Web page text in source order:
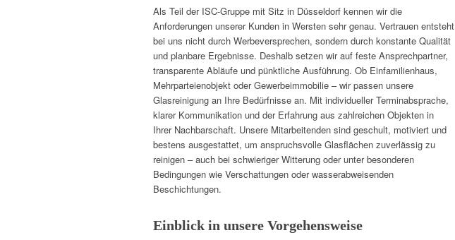
Als Teil der ISC-Gruppe mit Sitz in Düsseldorf kennen wir die
Anforderungen unserer Kunden in Wersten sehr genau. Vertrauen entsteht
bei uns nicht durch Werbeversprechen, sondern durch konstante Qualität
und planbare Ergebnisse. Deshalb setzen wir auf feste Ansprechpartner,
transparente Abläufe und pünktliche Ausführung. Ob Einfamilienhaus,
Mehrparteienobjekt oder Gewerbeimmobilie – wir passen unsere
Glasreinigung an Ihre Bedürfnisse an. Mit individueller Terminabsprache,
klarer Kommunikation und der Erfahrung aus zahlreichen Objekten in
Ihrer Nachbarschaft. Unsere Mitarbeitenden sind geschult, motiviert und
bestens ausgestattet, um anspruchsvolle Glasflächen zuverlässig zu
reinigen – auch bei schwieriger Witterung oder unter besonderen
Bedingungen wie Verschattungen oder wasserabweisenden
Beschichtungen.
Einblick in unsere Vorgehensweise